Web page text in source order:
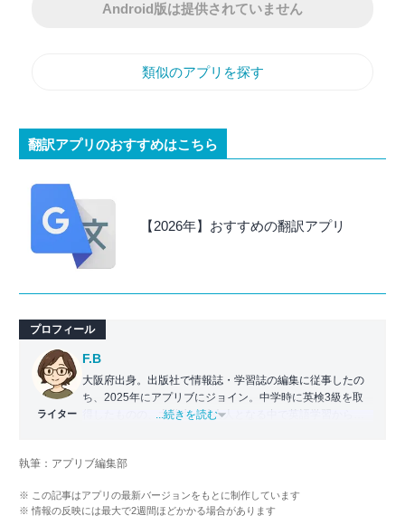
Android版は提供されていません
類似のアプリを探す
翻訳アプリのおすすめはこちら
【2026年】おすすめの翻訳アプリ
プロフィール
ライター
F.B
大阪府出身。出版社で情報誌・学習誌の編集に従事したの
ち、2025年にアプリブにジョイン。中学時に英検3級を取
得したものの、大学生・社会人となる中で英語学習から遠
り添える記事を目指している。
...続きを読む
執筆：アプリブ編集部
※ この記事はアプリの最新バージョンをもとに制作しています
※ 情報の反映には最大で2週間ほどかかる場合があります